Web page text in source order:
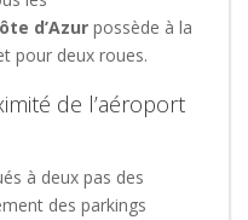
d’Azur possède à la
pour deux roues.
de l’aéroport
à deux pas des
des parkings